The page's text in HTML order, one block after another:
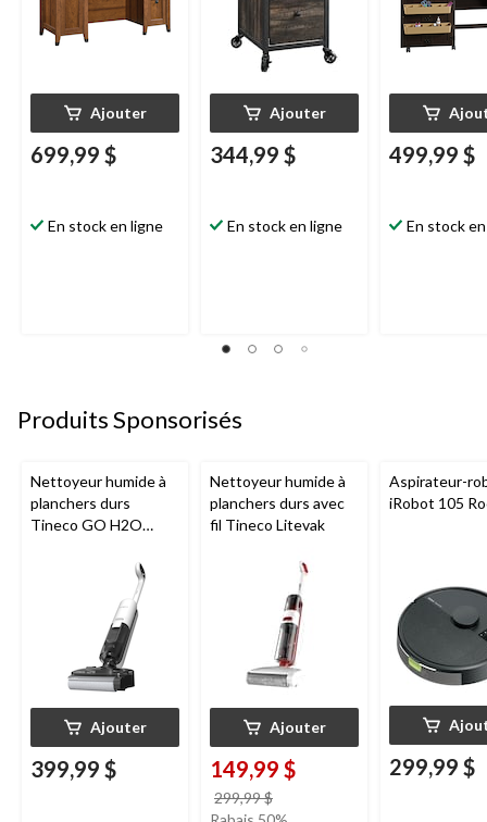
Ajouter
699,99 $
En stock en ligne
Ajouter
344,99 $
En stock en ligne
499,99 $
En stock
Produits Sponsorisés
Nettoyeur humide à
planchers durs
Tineco GO H2O
Ajouter
399,99 $
Nettoyeur humide à
planchers durs avec
fil Tineco Litevak
Ajouter
149,99 $
299,99 $
était
Aspirateur-
iRobot 105
299,99 $